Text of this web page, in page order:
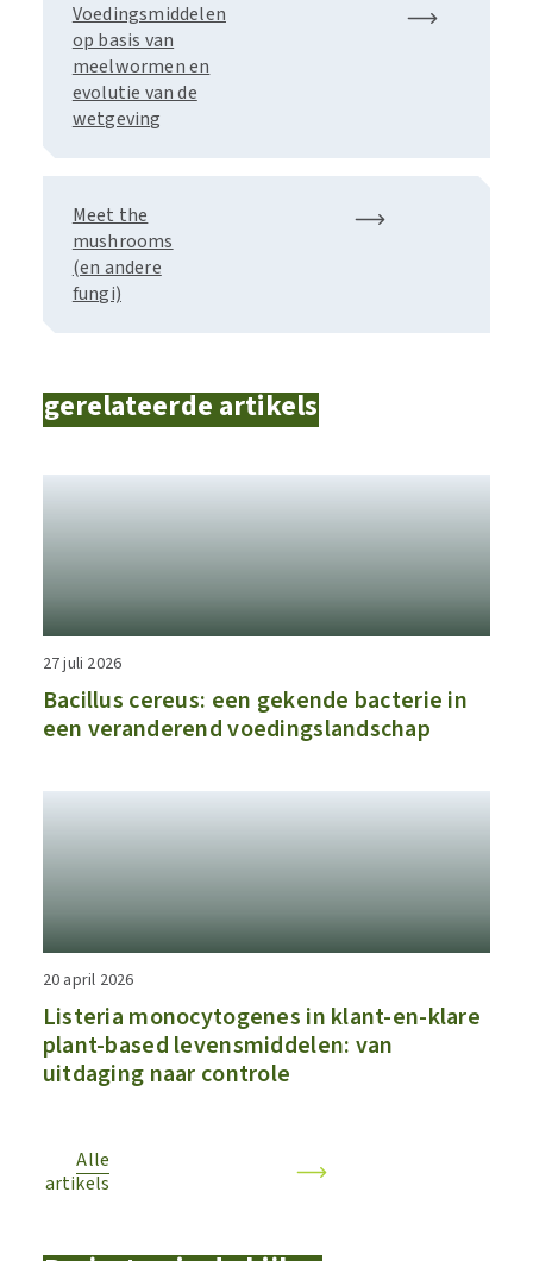
Voedingsmiddelen
op basis van
meelwormen en
evolutie van de
wetgeving
Meet the
mushrooms
(en andere
fungi)
gerelateerde artikels
27 juli 2026
Bacillus cereus: een gekende bacterie in
een veranderend voedingslandschap
20 april 2026
Listeria monocytogenes in klant-en-klare
plant-based levensmiddelen: van
uitdaging naar controle
Alle
artikels